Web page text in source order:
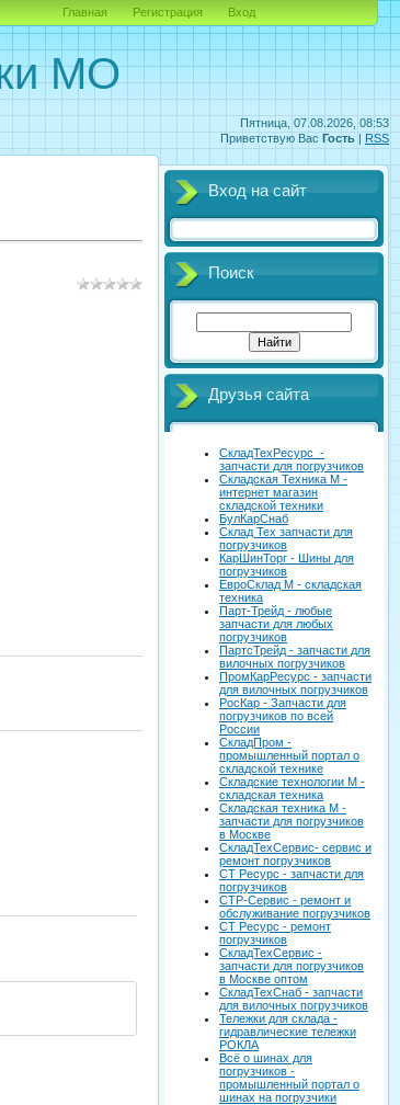
Пятница, 07.08.2026, 08:53
Приветствую Вас Гость | RSS
МО
Главная Регистрация Вход
Вход на сайт
Поиск
Друзья сайта
СкладТехРесурс -
запчасти для погрузчиков
Складская Техника М -
интернет магазин
складской техники
БулКарСнаб
Склад Тех запчасти для
погрузчиков
КарШинТорг - Шины для
погрузчиков
ЕвроСклад М - складская
техника
Парт-Трейд - любые
запчасти для любых
погрузчиков
ПартсТрейд - запчасти для
вилочных погрузчиков
ПромКарРесурс - запчасти
для вилочных погрузчиков
РосКар - Запчасти для
погрузчиков по всей
России
СкладПром -
промышленный портал о
складской технике
Складские технологии М -
складская техника
Складская техника М -
запчасти для погрузчиков
в Москве
СкладТехСервис- сервис и
ремонт погрузчиков
СТ Ресурс - запчасти для
погрузчиков
СТР-Сервис - ремонт и
обслуживание погрузчиков
СТ Ресурс - ремонт
погрузчиков
СкладТехСервис -
запчасти для погрузчиков
в Москве оптом
СкладТехСнаб - запчасти
для вилочных погрузчиков
Тележки для склада -
гидравлические тележки
РОКЛА
Всё о шинах для
погрузчиков -
промышленный портал о
шинах на погрузчики